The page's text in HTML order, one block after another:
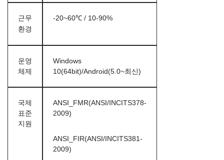
근무
환경
-20~60℃ / 10-90%
운영
체제
Windows
10(64bit)/Android(5.0~최신)
국제
표준
지원
ANSI_FMR(ANSI/INCITS378-
2009)
ANSI_FIR(ANSI/INCITS381-
2009)